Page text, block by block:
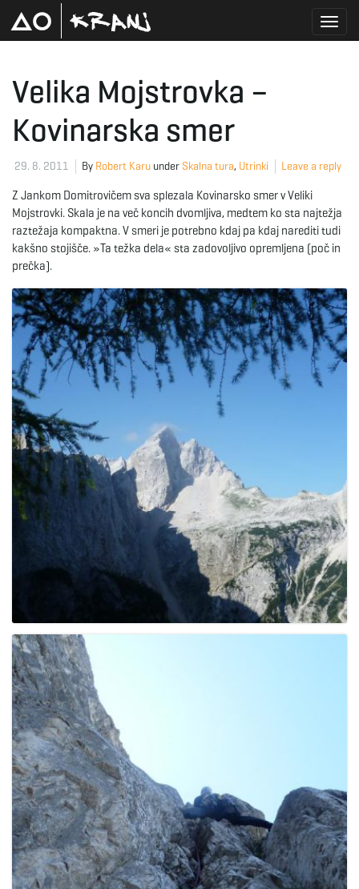
g
l
a
v
a
t
Velika Mojstrovka –
Kovinarska smer
29. 8. 2011 By Robert Karu under Skalna tura, Utrinki Leave a reply
Z Jankom Domitrovičem sva splezala Kovinarsko smer v Veliki
Mojstrovki. Skala je na več koncih dvomljiva, medtem ko sta najtežja
raztežaja kompaktna. V smeri je potrebno kdaj pa kdaj narediti tudi
kakšno stojišče. »Ta težka dela« sta zadovoljivo opremljena (poč in
prečka).